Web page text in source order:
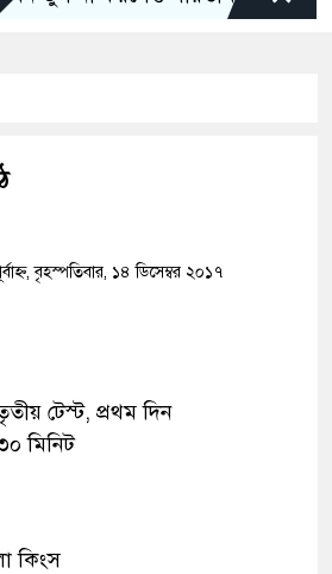
বৃহস্পতিবার, ১৪ ডিসেম্বর ২০১৭
টেস্ট, প্রথম দিন
মিনিট
কিংস